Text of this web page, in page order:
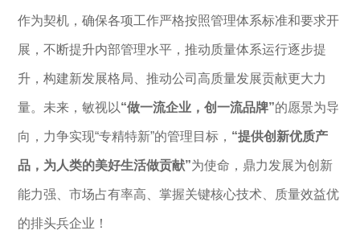
作为契机，确保各项工作严格按照管理体系标准和要求开
展，不断提升内部管理水平，推动质量体系运行逐步提
升，构建新发展格局、推动公司高质量发展贡献更大力
量。未来，敏视以“做一流企业，创一流品牌”的愿景为导
向，力争实现“专精特新”的管理目标， “提供创新优质产
品，为人类的美好生活做贡献”为使命，鼎力发展为创新
能力强、市场占有率高、掌握关键核心技术、质量效益优
的排头兵企业！